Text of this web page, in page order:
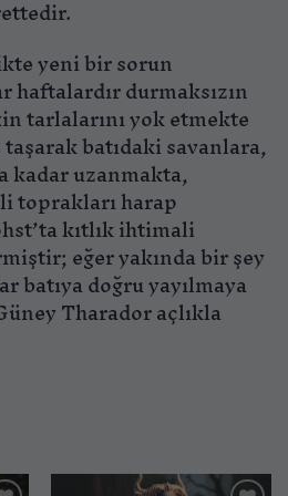
yeni bir sorun
haftalardır durmaksızın
tarlalarını yok etmekte
batıdaki savanlara,
kadar uzanmakta,
toprakları harap
kıtlık ihtimali
eğer yakında bir şey
batıya doğru yayılmaya
Tharador açlıkla